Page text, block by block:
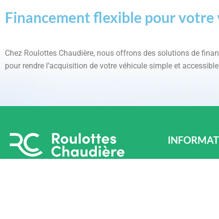
Financement flexible pour
Chez Roulottes Chaudière, nous offrons des solutions de
pour rendre l’acquisition de votre véhicule simple et